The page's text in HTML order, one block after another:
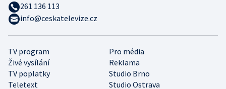
TV program
Pro média
Živé vysílání
Reklama
TV poplatky
Studio Brno
Teletext
Studio Ostrava
261 136 113
info@ceskatelevize.cz